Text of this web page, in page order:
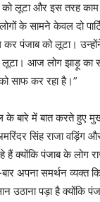
को लूटा और इस तरह काम
के सामने केवल दो
कर पंजाब को लूटा।
आज लोग झाड़ू का
साफ कर रहा है।”
के बारे में बात करते हुए
सिंह राजा वड़िंग
हैं क्योंकि पंजाब के लोग
अपना समर्थन व्यक्त
उठाना पड़ा है क्योंकि